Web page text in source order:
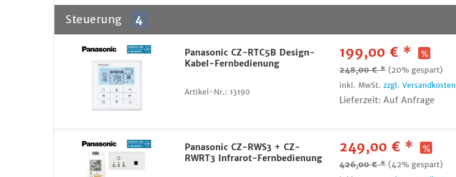
Steuerung 4
Panasonic CZ-RTC5B Design-
Kabel-Fernbedienung
Artikel-Nr.: 13190
199,00 € *
248,00 € * (20% gespart)
inkl. MwSt.zzgl. Versandkosten
Lieferzeit: Auf Anfrage
Panasonic CZ-RWS3 + CZ-
RWRT3 Infrarot-Fernbedienung
249,00 € *
426,00 € * (42% gespart)